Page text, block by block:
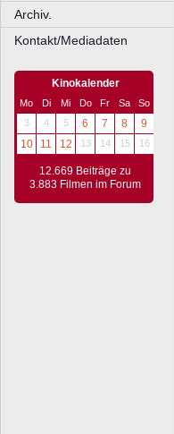
Archiv.
Kontakt/Mediadaten
Kinokalender
Mo Di Mi Do Fr Sa
So
3
4 5 6 7 8
9
10
11 12 13 14 15 16
12.669 Beiträge zu
3.883 Filmen im Forum